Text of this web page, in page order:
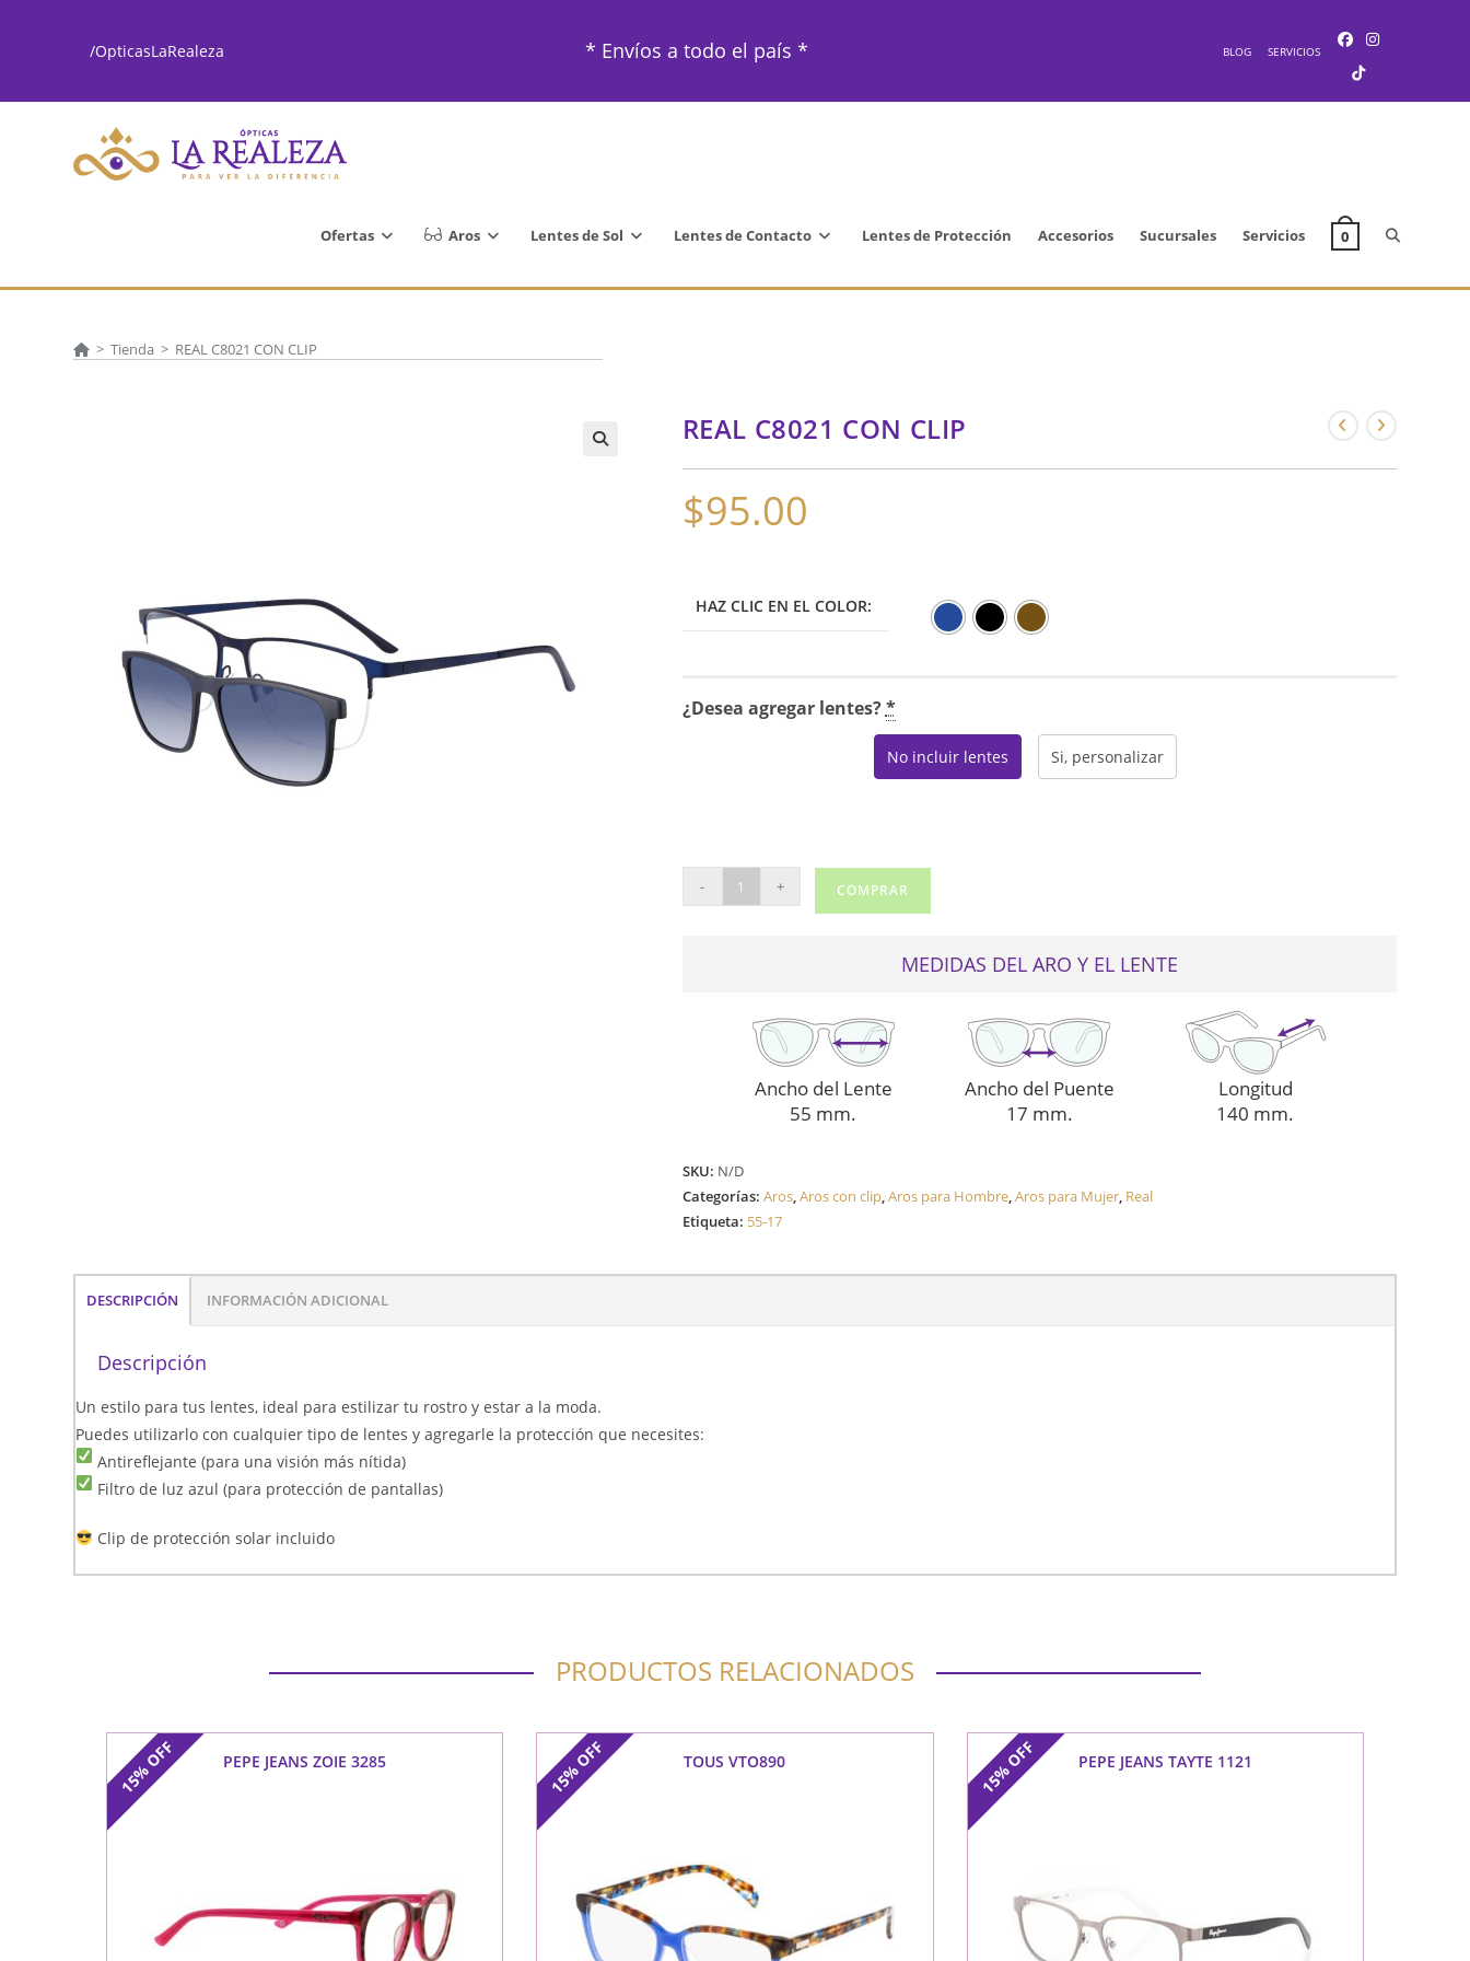
/OpticasLaRealeza * Envíos a todo el país * BLOG SERVICIOS
Ofertas Aros Lentes de Sol Lentes de Contacto Lentes de Protección Accesorios Sucursales Servicios 0 Alternar
la
> Tienda > REAL C8021 CON CLIP
REAL C8021 CON CLIP
$95.00
HAZ CLIC EN EL COLOR:
¿Desea agregar lentes?*
No incluir lentes Si, personalizar
C8021
- + COMPRAR
MEDIDAS DEL ARO Y EL LENTE
Ancho del Lente
55 mm.
Ancho del Puente
17 mm.
Longitud
140 mm.
SKU: N/D
Categorías: Aros,Aros con clip,Aros para Hombre,Aros para Mujer, Real
Etiqueta: 55-17
DESCRIPCIÓN INFORMACIÓN ADICIONAL
Descripción
Un estilo para tus lentes, ideal para estilizar tu rostro y estar a la moda.
Puedes utilizarlo con cualquier tipo de lentes y agregarle la protección que necesites:
Antireflejante (para una visión más nítida)
Filtro de luz azul (para protección de pantallas)
Clip de protección solar incluido
PRODUCTOS RELACIONADOS
15%
OFF PEPE JEANS ZOIE 3285 15%
OFF TOUS VTO890 15%
OFF PEPE JEANS TAYTE 1121